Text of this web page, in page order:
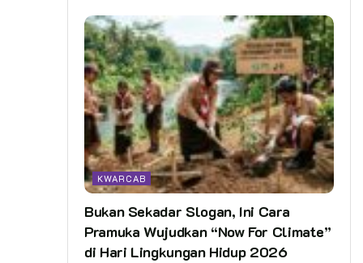
KWARCAB
Bukan Sekadar Slogan, Ini Cara
Pramuka Wujudkan “Now For Climate”
di Hari Lingkungan Hidup 2026